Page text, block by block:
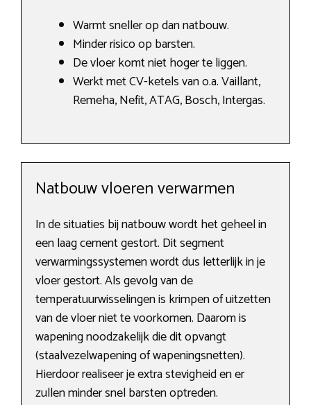
Warmt sneller op dan natbouw.
Minder risico op barsten.
De vloer komt niet hoger te liggen.
Werkt met CV-ketels van o.a. Vaillant,
Remeha, Nefit, ATAG, Bosch, Intergas.
Natbouw vloeren verwarmen
In de situaties bij natbouw wordt het geheel in
een laag cement gestort. Dit segment
verwarmingssystemen wordt dus letterlijk in je
vloer gestort. Als gevolg van de
temperatuurwisselingen is krimpen of uitzetten
van de vloer niet te voorkomen. Daarom is
wapening noodzakelijk die dit opvangt
(staalvezelwapening of wapeningsnetten).
Hierdoor realiseer je extra stevigheid en er
zullen minder snel barsten optreden.